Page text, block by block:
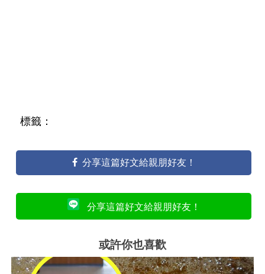
標籤：
分享這篇好文給親朋好友！
分享這篇好文給親朋好友！
或許你也喜歡